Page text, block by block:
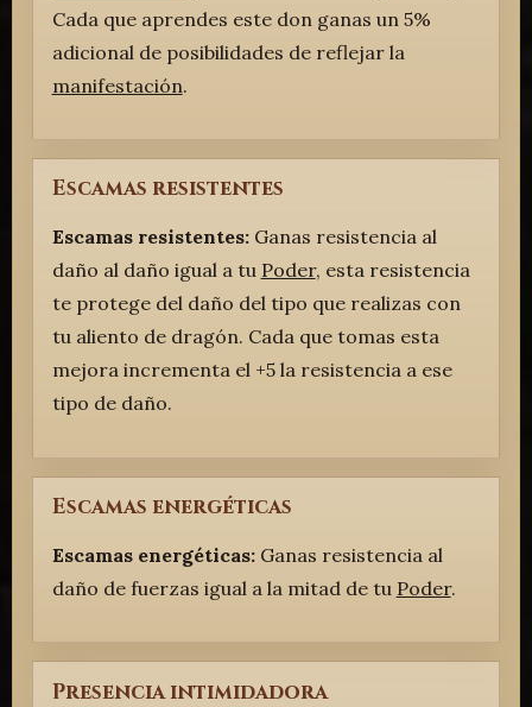
Cada que aprendes este don ganas un 5%
adicional de posibilidades de reflejar la
manifestación.
Escamas resistentes
Escamas resistentes:Ganas resistencia al
daño al daño igual a tu Poder, esta resistencia
te protege del daño del tipo que realizas con
tu aliento de dragón. Cada que tomas esta
mejora incrementa el +5 la resistencia a ese
tipo de daño.
Escamas energéticas
Escamas energéticas:Ganas resistencia al
daño de fuerzas igual a la mitad de tu Poder.
Presencia intimidadora